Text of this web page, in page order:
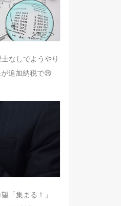
なしでようやり
追加納税で😢
望「集まる！」